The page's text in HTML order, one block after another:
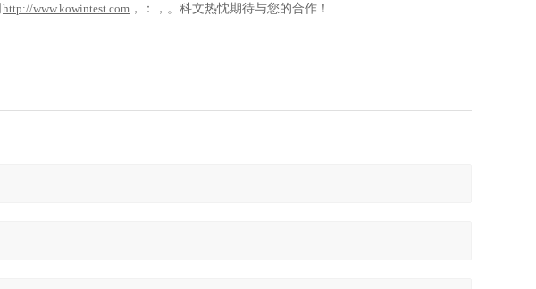
http://www.kowintest.com ，： ， 。科文热忱期待与您的合作！